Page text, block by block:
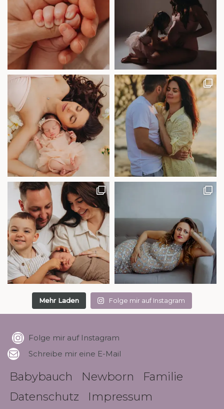
Mehr Laden Folge mir auf Instagram
Folge mir auf Instagram
Schreibe mir eine E-Mail
Babybauch Newborn
Familie
Datenschutz
Impressum